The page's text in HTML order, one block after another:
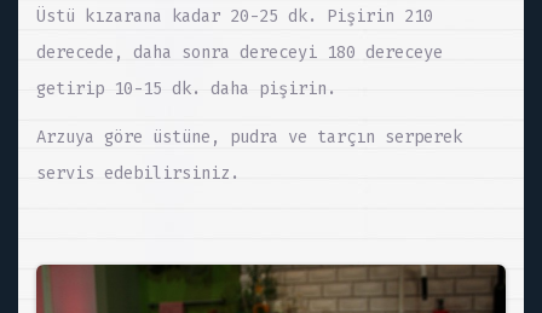
Üstü kızarana kadar 20-25 dk. Pişirin 210
derecede, daha sonra dereceyi 180 dereceye
getirip 10-15 dk. daha pişirin.
Arzuya göre üstüne, pudra ve tarçın serperek
servis edebilirsiniz.